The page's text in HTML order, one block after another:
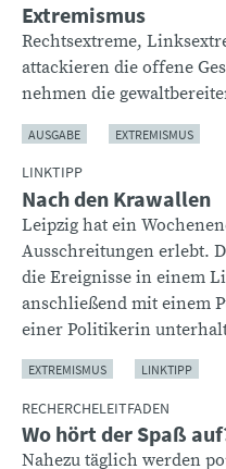
Extremismus
Rechtsextreme,
attackieren die offene
nehmen die
AUSGABE EXTREMISMUS
LINKTIPP
Nach den Krawallen
Leipzig hat ein
Ausschreitungen erlebt.
die Ereignisse in einem
anschließend mit einem
einer Politikerin
EXTREMISMUS LINKTIPP
RECHERCHELEITFADEN
Wo hört der Spaß
Nahezu täglich werden